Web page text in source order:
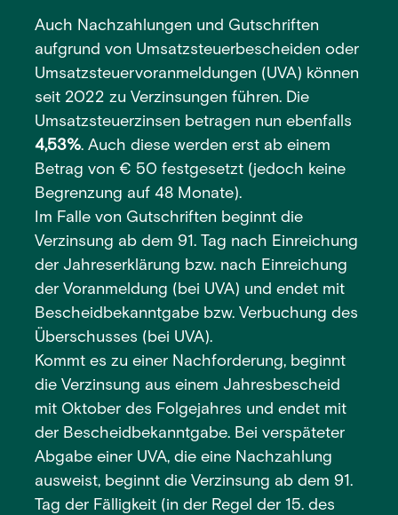
Auch Nachzahlungen und Gutschriften
aufgrund von Umsatzsteuerbescheiden oder
Umsatzsteuervoranmeldungen (UVA) können
seit 2022 zu Verzinsungen führen. Die
Umsatzsteuerzinsen betragen nun ebenfalls
4,53%. Auch diese werden erst ab einem
Betrag von € 50 festgesetzt (jedoch keine
Begrenzung auf 48 Monate).
Im Falle von Gutschriften beginnt die
Verzinsung ab dem 91. Tag nach Einreichung
der Jahreserklärung bzw. nach Einreichung
der Voranmeldung (bei UVA) und endet mit
Bescheidbekanntgabe bzw. Verbuchung des
Überschusses (bei UVA).
Kommt es zu einer Nachforderung, beginnt
die Verzinsung aus einem Jahresbescheid
mit Oktober des Folgejahres und endet mit
der Bescheidbekanntgabe. Bei verspäteter
Abgabe einer UVA, die eine Nachzahlung
ausweist, beginnt die Verzinsung ab dem 91.
Tag der Fälligkeit (in der Regel der 15. des